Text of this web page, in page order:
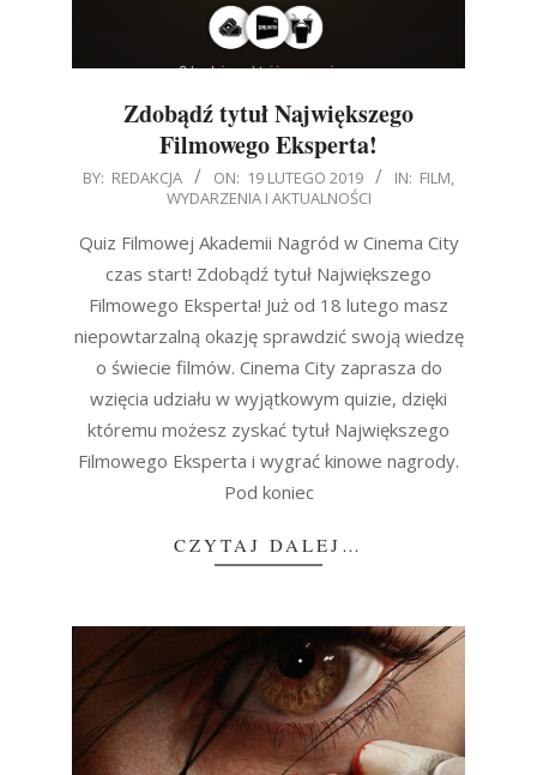
Zdobądź tytuł Największego
Filmowego Eksperta!
2019-
19
BY: REDAKCJA ON: 19 LUTEGO 2019 IN: FILM,
WYDARZENIA I AKTUALNOŚCI
Quiz Filmowej Akademii Nagród w Cinema City
czas start! Zdobądź tytuł Największego
Filmowego Eksperta! Już od 18 lutego masz
niepowtarzalną okazję sprawdzić swoją wiedzę
o świecie filmów. Cinema City zaprasza do
wzięcia udziału w wyjątkowym quizie, dzięki
któremu możesz zyskać tytuł Największego
Filmowego Eksperta i wygrać kinowe nagrody.
Pod koniec
CZYTAJ DALEJ…